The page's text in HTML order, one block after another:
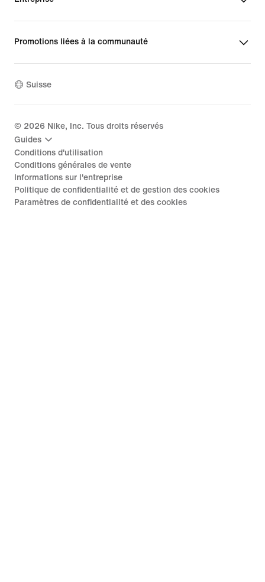
Promotions liées à la communauté
Suisse
© 2026 Nike, Inc. Tous droits réservés
Guides
Conditions d'utilisation
Conditions générales de vente
Informations sur l'entreprise
Politique de confidentialité et de gestion des cookies
Paramètres de confidentialité et des cookies